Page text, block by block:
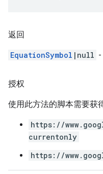
返回
EquationSymbol |null -
授权
使用此方法的脚本需要获
https://
currentonly
https://